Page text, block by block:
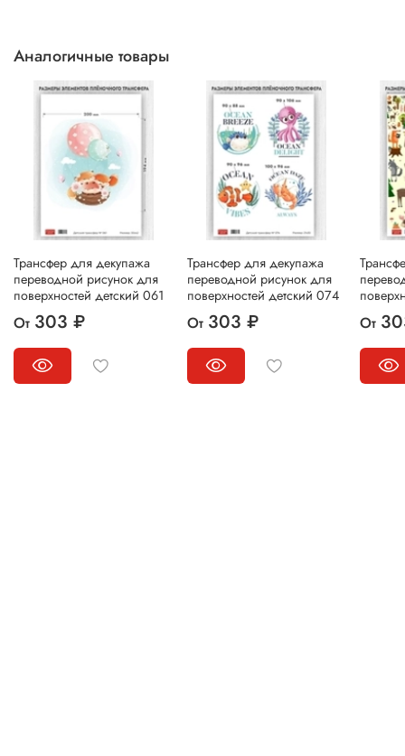
Аналогичные товары
Трансфер для декупажа
переводной рисунок для
поверхностей детский 061
От 303 ₽
Трансфер для декупажа
переводной рисунок для
поверхностей детский 074
От 303 ₽ От